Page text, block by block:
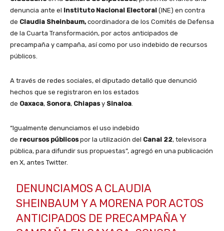
denuncia ante el Instituto Nacional Electoral (INE) en contra
de Claudia Sheinbaum,coordinadora de los Comités de Defensa
de la Cuarta Transformación, por actos anticipados de
precampaña y campaña, así como por uso indebido de recursos
públicos.
A través de redes sociales, el diputado detalló que denunció
hechos que se registraron en los estados
de Oaxaca, Sonora, Chiapasy Sinaloa
“Igualmente denunciamos el uso indebido
de recursos públicospor la utilización del Canal 22, televisora
pública, para difundir sus propuestas”, agregó en una publicación
en X, antes Twitter.
DENUNCIAMOS A CLAUDIA
SHEINBAUM Y A MORENA POR ACTOS
ANTICIPADOS DE PRECAMPAÑA Y